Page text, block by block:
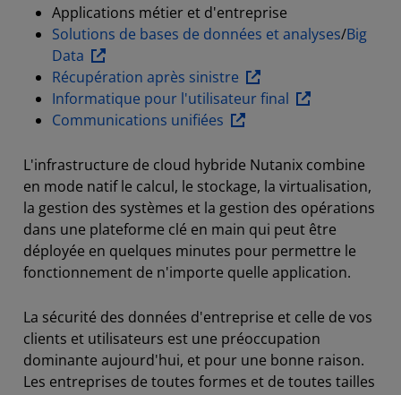
Applications métier et d'entreprise
Solutions de bases de données et analyses/Big
Data
Récupération après sinistre
Informatique pour l'utilisateur final
Communications unifiées
L'infrastructure de cloud hybride Nutanix combine
en mode natif le calcul, le stockage, la virtualisation,
la gestion des systèmes et la gestion des opérations
dans une plateforme clé en main qui peut être
déployée en quelques minutes pour permettre le
fonctionnement de n'importe quelle application.
La sécurité des données d'entreprise et celle de vos
clients et utilisateurs est une préoccupation
dominante aujourd'hui, et pour une bonne raison.
Les entreprises de toutes formes et de toutes tailles